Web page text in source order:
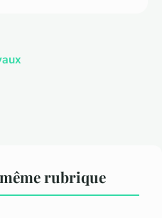
rubrique